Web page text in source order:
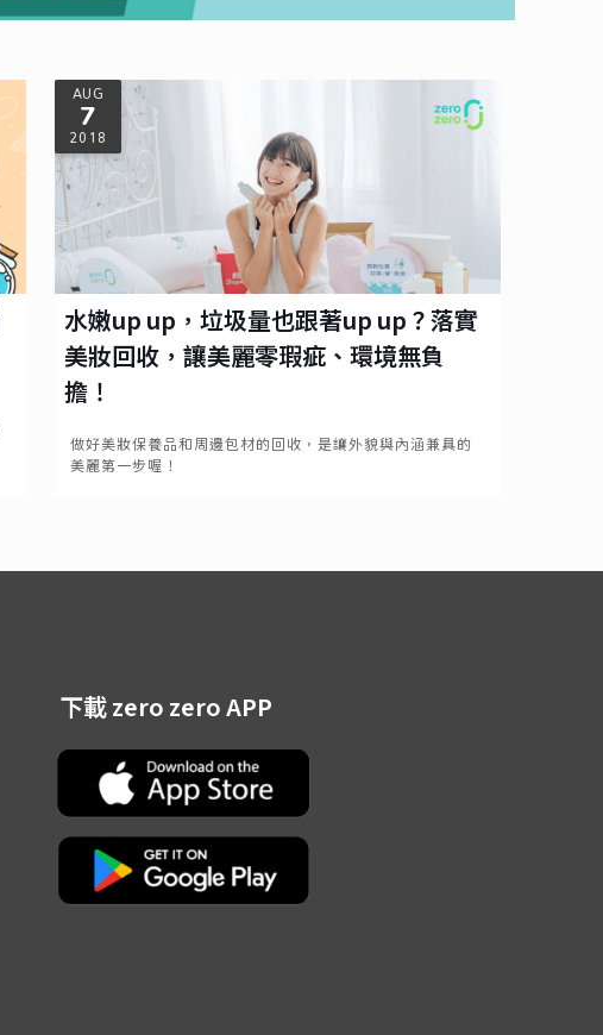
AUG
7
2018
水嫩up up，垃圾量也跟著up up？落實
美妝回收，讓美麗零瑕疵、環境無負
擔！
做好美妝保養品和周邊包材的回收，是讓外貌與內涵兼具的
美麗第一步喔！
Read more
下載 zero zero APP